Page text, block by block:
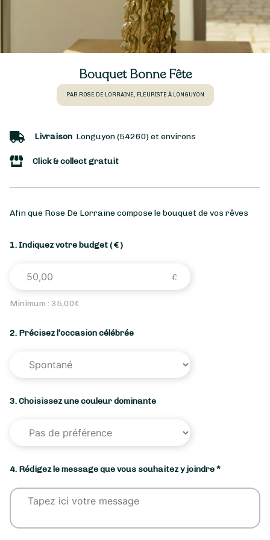
Bouquet Bonne Fête
PAR ROSE DE LORRAINE, FLEURISTE À LONGUYON
Livraison Longuyon (54260) et environs
Click & collect gratuit
Afin que Rose De Lorraine compose le bouquet de vos rêves
1. Indiquez votre budget( € )
Minimum : 35,00€
2. Précisez l’occasion célébrée
3. Choisissez une couleur dominante
4. Rédigez le message que vous souhaitez y joindre *